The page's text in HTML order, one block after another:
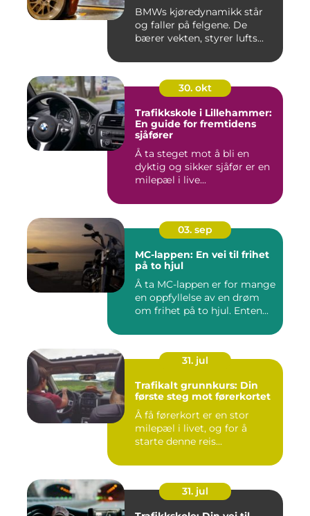
BMWs kjøredynamikk står
og faller på felgene. De
bærer vekten, styrer lufts...
30. okt
Trafikkskole i Lillehammer:
En guide for fremtidens
sjåfører
Å ta steget mot å bli en
dyktig og sikker sjåfør er en
milepæl i live...
03. sep
MC-lappen: En vei til frihet
på to hjul
Å ta MC-lappen er for mange
en oppfyllelse av en drøm
om frihet på to hjul. Enten...
31. jul
Trafikalt grunnkurs: Din
første steg mot førerkortet
Å få førerkort er en stor
milepæl i livet, og for å
starte denne reis...
31. jul